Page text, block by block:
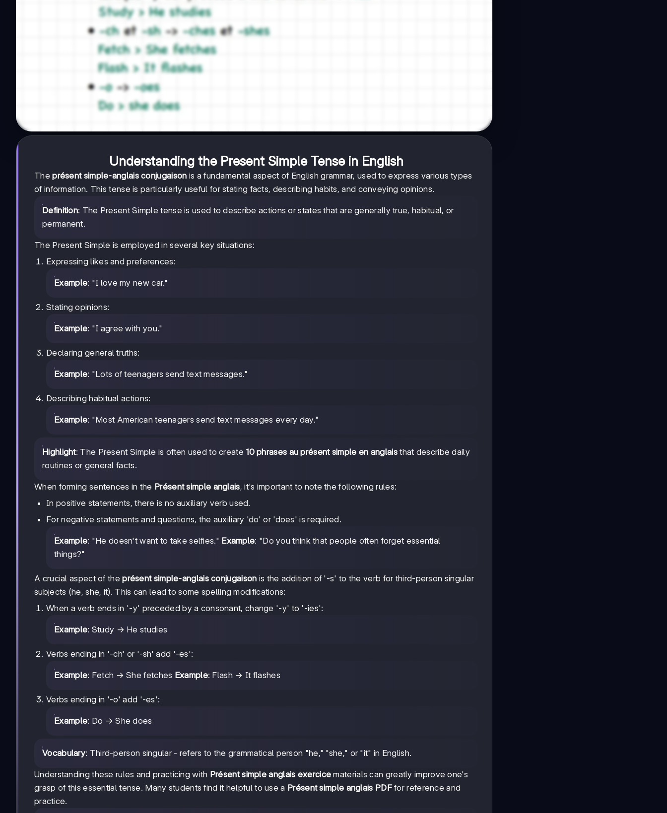
Understanding the Present Simple Tense in English
Theprésent simple-anglais conjugaison is a fundamental aspect of English grammar, used to express various types
of information. This tense is particularly useful for stating facts, describing habits, and conveying opinions.
Definition: The Present Simple tense is used to describe actions or states that are generally true, habitual, or
permanent.
The Present Simple is employed in several key situations:
Expressing likes and preferences:
Example: "I love my new car."
Stating opinions:
Example: "I agree with you."
Declaring general truths:
Example: "Lots of teenagers send text messages."
Describing habitual actions:
Example: "Most American teenagers send text messages every day."
Highlight: The Present Simple is often used to create 10 phrases au présent simple en anglaisthat describe daily
routines or general facts.
When forming sentences in the Présent simple anglais, it's important to note the following rules:
In positive statements, there is no auxiliary verb used.
For negative statements and questions, the auxiliary 'do' or 'does' is required.
Example: "He doesn't want to take selfies." Example: "Do you think that people often forget essential
things?"
A crucial aspect of theprésent simple-anglais conjugaison is the addition of '-s' to the verb for third-person singular
subjects (he, she, it). This can lead to some spelling modifications:
When a verb ends in '-y' preceded by a consonant, change '-y' to '-ies':
Example: Study → He studies
Verbs ending in '-ch' or '-sh' add '-es':
Example: Fetch → She fetches Example: Flash → It flashes
Verbs ending in '-o' add '-es':
Example: Do → She does
Vocabulary: Third-person singular - refers to the grammatical person "he," "she," or "it" in English.
Understanding these rules and practicing with Présent simple anglais exercice materials can greatly improve one's
grasp of this essential tense. Many students find it helpful to use a Présent simple anglais PDFfor reference and
practice.